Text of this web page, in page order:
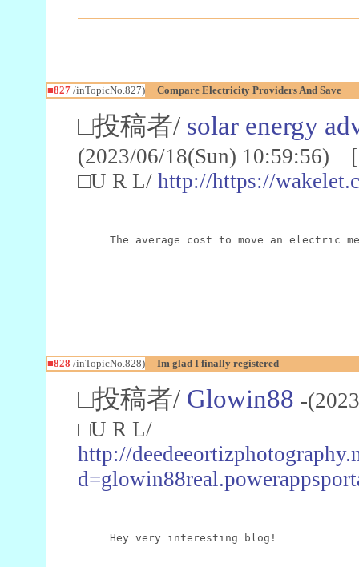
■827/inTopicNo.827) Compare Electricity Providers And Save
□投稿者/ solar energy
(2023/06/18(Sun) 10:59:56)
□U R L/ http://https://
The average cost to move an electric
■828 /inTopicNo.828) Im glad I finally registered
□投稿者/ Glowin88 -
□U R L/
http://
Hey very interesting blog!